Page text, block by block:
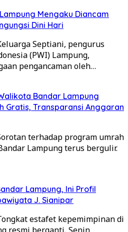
Mengaku Diancam
Dini Hari
Septiani, pengurus
(PWI) Lampung,
pengancaman oleh…
Bandar Lampung
Gratis, Transparansi Anggaran
terhadap program umrah
Lampung terus bergulir.
Lampung, Ini Profil
J. Sianipar
estafet kepemimpinan di